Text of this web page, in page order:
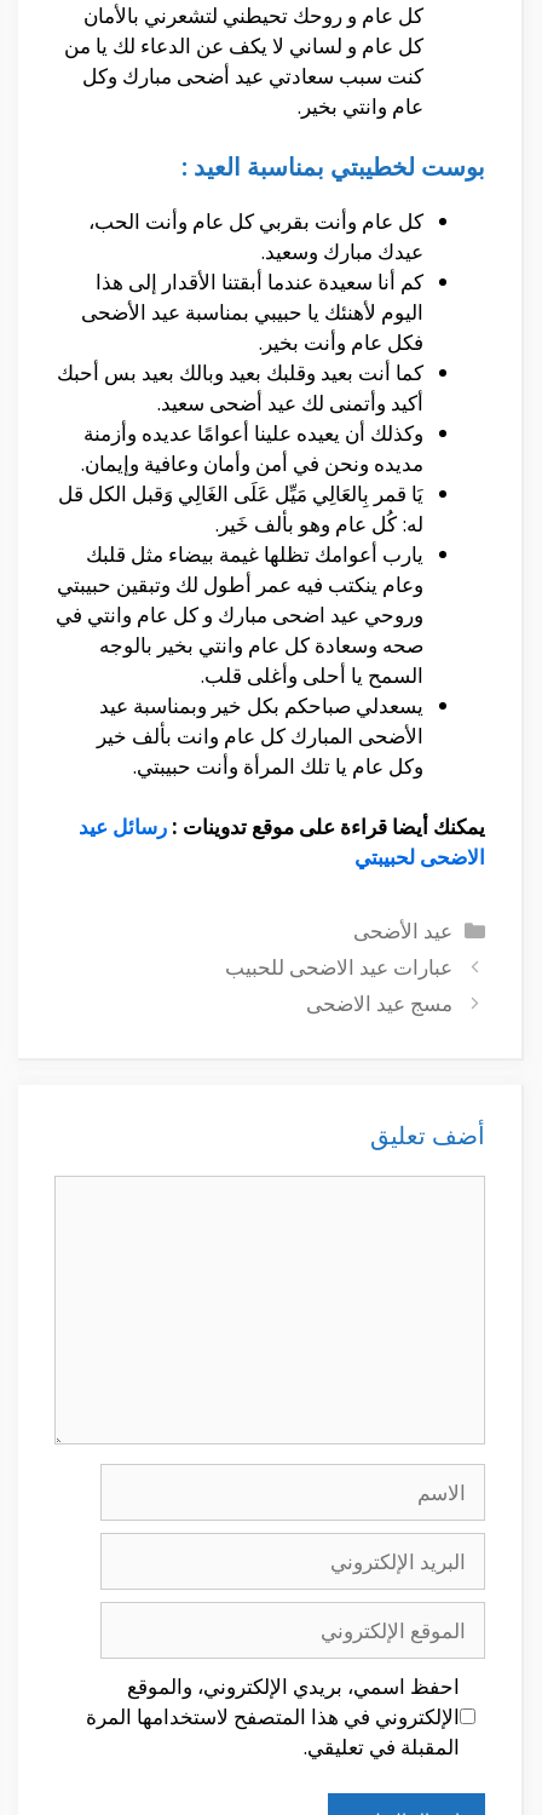
كل عام و روحك تحيطني لتشعرني بالأمان
كل عام و لساني لا يكف عن الدعاء لك يا من
كنت سبب سعادتي عيد أضحى مبارك وكل
عام وانتي بخير.
بوست لخطيبتي بمناسبة العيد :
كل عام وأنت بقربي كل عام وأنت الحب،
عيدك مبارك وسعيد.
كم أنا سعيدة عندما أبقتنا الأقدار إلى هذا
اليوم لأهنئك يا حبيبي بمناسبة عيد الأضحى
فكل عام وأنت بخير.
كما أنت بعيد وقلبك بعيد وبالك بعيد بس أحبك
أكيد وأتمنى لك عيد أضحى سعيد.
وكذلك أن يعيده علينا أعوامًا عديده وأزمنة
مديده ونحن في أمن وأمان وعافية وإيمان.
يَا قمر بِالعَالِي مَيِّل عَلَى الغَالِي وَقبل الكل قل
له: كُل عام وهو بألف خَير.
يارب أعوامك تظلها غيمة بيضاء مثل قلبك
وعام ينكتب فيه عمر أطول لك وتبقين حبيبتي
وروحي عيد اضحى مبارك و كل عام وانتي في
صحه وسعادة كل عام وانتي بخير بالوجه
السمح يا أحلى وأغلى قلب.
يسعدلي صباحكم بكل خير وبمناسبة عيد
الأضحى المبارك كل عام وانت بألف خير
وكل عام يا تلك المرأة وأنت حبيبتي.
يمكنك أيضا قراءة على موقع تدوينات : رسائل عيد
الاضحى لحبيبتي
التصنيفات
عيد الأضحى
عبارات عيد الاضحى للحبيب
مسج عيد الاضحى
أضف تعليق
الاسم
البريد
الإلكتروني
الموقع
الإلكتروني
احفظ اسمي، بريدي الإلكتروني، والموقع
الإلكتروني في هذا المتصفح لاستخدامها المرة
المقبلة في تعليقي.